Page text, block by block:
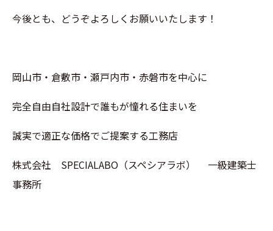
今後とも、どうぞよろしくお願いいたします！
岡山市・倉敷市・瀬戸内市・赤磐市を中心に
完全自由自社設計で誰もが憧れる住まいを
誠実で適正な価格でご提案する工務店
株式会社 SPECIALABO（スペシアラボ） 一級建築士
事務所